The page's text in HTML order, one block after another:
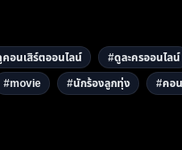
อนเสิร์ตออนไลน์ #ดูละครออนไลน์
#movie #นักร้องลูกทุ่ง #คอ